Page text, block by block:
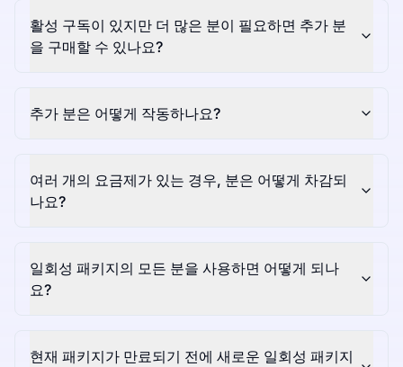
활성 구독이 있지만 더 많은 분이 필요하면 추가 분
을 구매할 수 있나요?
추가 분은 어떻게 작동하나요?
여러 개의 요금제가 있는 경우, 분은 어떻게 차감되
나요?
일회성 패키지의 모든 분을 사용하면 어떻게 되나
요?
현재 패키지가 만료되기 전에 새로운 일회성 패키지